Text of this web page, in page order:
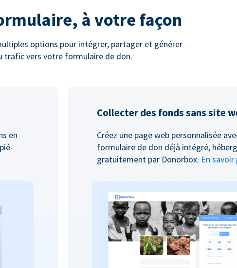
à votre façon
options pour intégrer, partager et générer
trafic vers votre formulaire de don.
en
Collecter des fonds sans site
Créez une page web personnalisée
formulaire de don déjà intégré,
gratuitement par Donorbox. En savoir